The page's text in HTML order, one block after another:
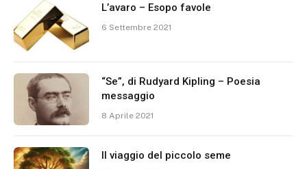
L’avaro – Esopo favole
6 Settembre 2021
“Se”, di Rudyard Kipling – Poesia
messaggio
8 Aprile 2021
Il viaggio del piccolo seme